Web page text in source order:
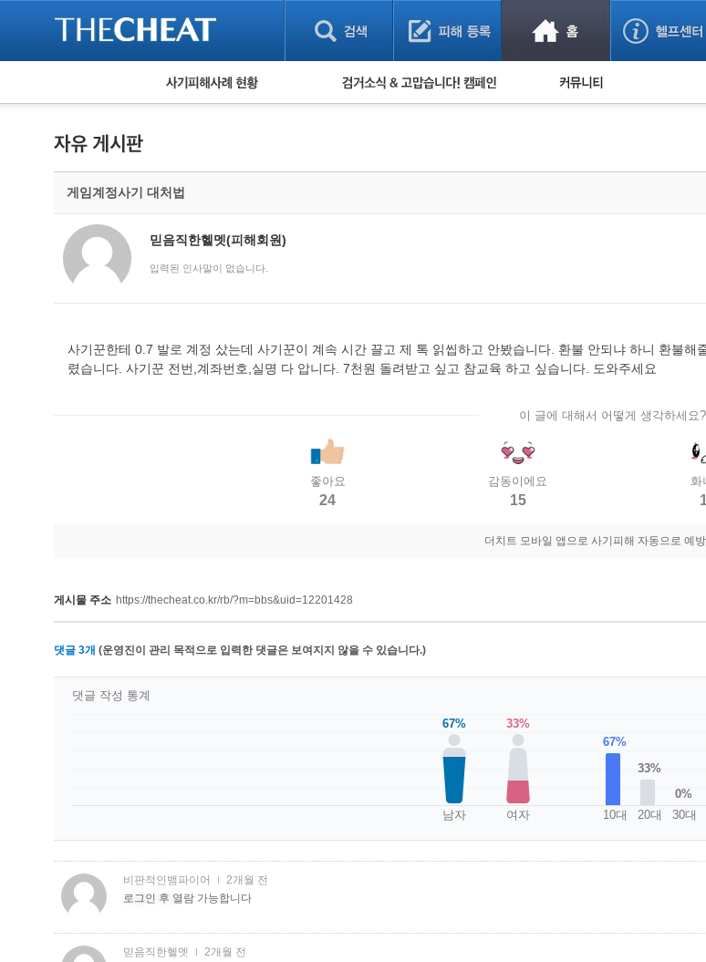
피해사례 현황
보이스피싱 피해사례
유해사이트 목록
비공개 피해사례
워킹홀리데이 피해사례
검거 소식 사기 예방했어요!
게임계정사기 대처법
믿음직한헬멧(피해회원)
입력된 인사말이 없습니다.
사기꾼한테 0.7 발로 계정 샀는데 사기꾼이 계속 시간 끌고 제 톡 읽씹하고 안봤습니다. 환불 안되냐 하니 환불
렸습니다. 사기꾼 전번,계좌번호,실명 다 압니다. 7천원 돌려받고 싶고 참교육 하고 싶습니다. 도와주세요
이 글에 대해서 어떻게 생각하세요?
좋아요
24
감동이에요
15
화
더치트 모바일 앱으로 사기피해 자동으로 예
게시물 주소 https://thecheat.co.kr/rb/?m=bbs&uid=12201428
댓글 3개 (운영진이 관리 목적으로 입력한 댓글은 보여지지 않을 수 있습니다.)
67%
남자
33%
여자
67%
10대
33%
20대
0%
30대
댓글 작성 통계